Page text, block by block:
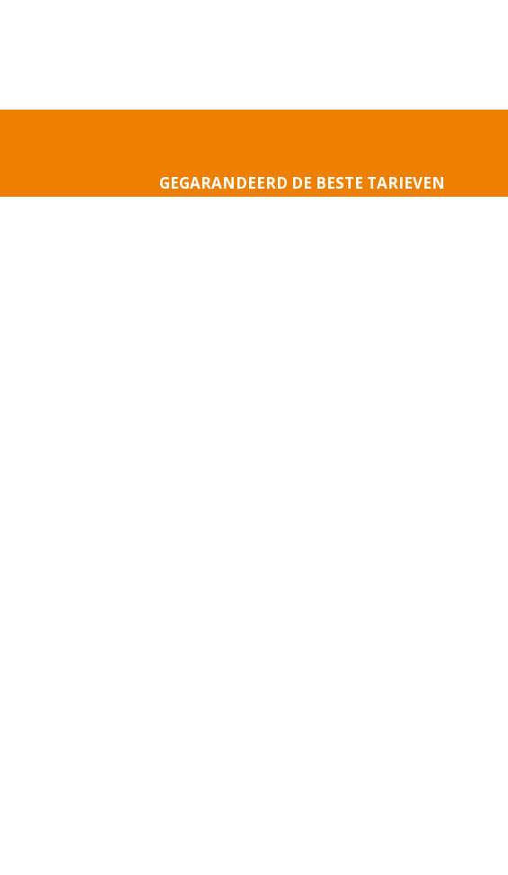
ONTDEK DE
GEGARANDEERD DE BESTE TARIEVEN